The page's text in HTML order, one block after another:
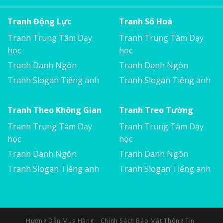
Tranh Động Lực
Tranh Trung Tâm Dạy
học
Tranh Danh Ngôn
Tranh Slogan Tiếng anh
Tranh Số Hoá
Tranh Trung Tâm Dạy
học
Tranh Danh Ngôn
Tranh Slogan Tiếng anh
Tranh Theo Không Gian
Tranh Trung Tâm Dạy
học
Tranh Danh Ngôn
Tranh Slogan Tiếng anh
Tranh Treo Tường
Tranh Trung Tâm Dạy
học
Tranh Danh Ngôn
Tranh Slogan Tiếng anh
Hướng Dẫn Mua Hàng Chính Sách Bảo Mật Thông Tin